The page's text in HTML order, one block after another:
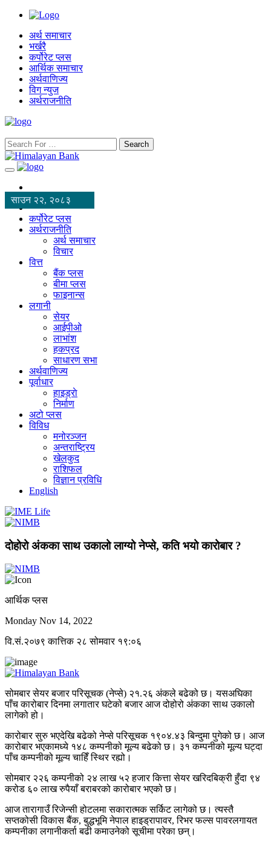
अर्थ समाचार
भर्खरै
कर्पोरेट प्लस
आर्थिक समाचार
अर्थवाणिज्य
विग न्युज
अर्थराजनीति
Search
साउन २२, २०८३
कर्पोरेट प्लस
अर्थराजनीति
अर्थ समाचार
विचार
वित्त
बैंक प्लस
बीमा प्लस
फाइनान्स
लगानी
सेयर
आईपीओ
लाभांश
हकप्रद
साधारण सभा
अर्थवाणिज्य
पूर्वाधार
हाइड्राे
निर्माण
अटो प्लस
विविध
मनोरञ्जन
अन्तराष्ट्रिय
खेलकुद
राशिफल
विज्ञान प्रविधि
English
दोहोरो अंकका साथ उकालो लाग्यो नेप्से, कति भयो कारोबार ?
आर्थिक प्लस
Monday Nov 14, 2022
वि.सं.२०७९ कात्तिक २८ सोमवार १९:०६
सोमबार सेयर बजार परिसूचक (नेप्से) २१.२६ अंकले बढेको छ। यसअघिका
पाँच कारोबार दिनमा लगातार घटेको बजार आज दोहोरो अंकका साथ उकालो
लागेको हो।
कारोबार सुरु भएदेखि बढेको नेप्से परिसूचक १९०४.४३ बिन्दुमा पुगेको छ। आज
कारोबार भएकामध्ये १४८ कम्पनीको मूल्य बढेको छ। ३१ कम्पनीको मूल्य घट्दा
पाँच कम्पनीको मूल्य चाहिँ स्थिर रह्यो।
सोमबार २२६ कम्पनीको २४ लाख ५२ हजार कित्ता सेयर खरिदबिक्री हुँदा ९४
करोड ६० लाख रुपैयाँ बराबरको कारोबार भएको छ।
आज तारागाउँ रिजेन्सी होटलमा सकारात्मक सर्किट लागेको छ। त्यस्तै
सप्तकोसी विकास बैंक, बुद्धभूमि नेपाल हाइड्रापावर, रिभर फल्स पावरलगायत
कम्पनीका लगानीकर्ता बढी कमाउनेको सूचीमा परेका छन्।